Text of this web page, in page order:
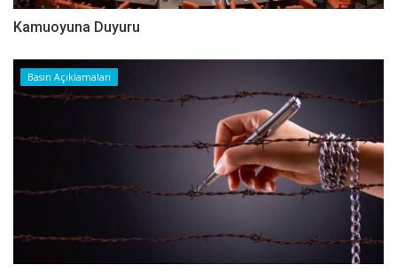
Kamuoyuna Duyuru
Basın Açıklamaları